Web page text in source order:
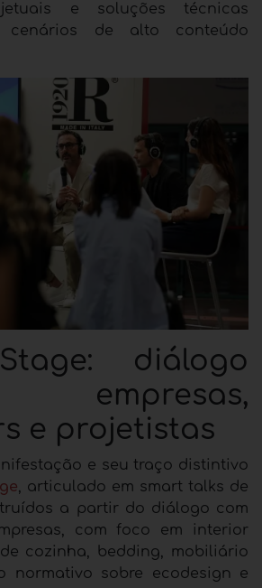
e soluções técnicas
cenários de alto conteúdo
diálogo
e projetistas
e seu traço distintivo
, articulado em smart talks de
a partir do diálogo com
com foco em interior
cozinha, bedding, mobiliário
normativo sobre ecodesign e